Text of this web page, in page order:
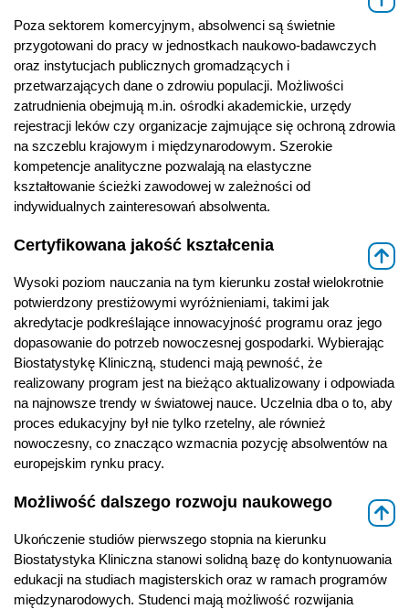
Poza sektorem komercyjnym, absolwenci są świetnie
przygotowani do pracy w jednostkach naukowo-badawczych
oraz instytucjach publicznych gromadzących i
przetwarzających dane o zdrowiu populacji. Możliwości
zatrudnienia obejmują m.in. ośrodki akademickie, urzędy
rejestracji leków czy organizacje zajmujące się ochroną zdrowia
na szczeblu krajowym i międzynarodowym. Szerokie
kompetencje analityczne pozwalają na elastyczne
kształtowanie ścieżki zawodowej w zależności od
indywidualnych zainteresowań absolwenta.
Certyfikowana jakość kształcenia
Wysoki poziom nauczania na tym kierunku został wielokrotnie
potwierdzony prestiżowymi wyróżnieniami, takimi jak
akredytacje podkreślające innowacyjność programu oraz jego
dopasowanie do potrzeb nowoczesnej gospodarki. Wybierając
Biostatystykę Kliniczną, studenci mają pewność, że
realizowany program jest na bieżąco aktualizowany i odpowiada
na najnowsze trendy w światowej nauce. Uczelnia dba o to, aby
proces edukacyjny był nie tylko rzetelny, ale również
nowoczesny, co znacząco wzmacnia pozycję absolwentów na
europejskim rynku pracy.
Możliwość dalszego rozwoju naukowego
Ukończenie studiów pierwszego stopnia na kierunku
Biostatystyka Kliniczna stanowi solidną bazę do kontynuowania
edukacji na studiach magisterskich oraz w ramach programów
międzynarodowych. Studenci mają możliwość rozwijania